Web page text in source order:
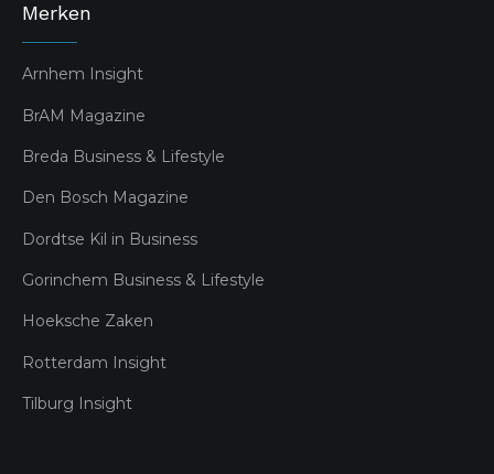
Merken
Arnhem Insight
BrAM Magazine
Breda Business & Lifestyle
Den Bosch Magazine
Dordtse Kil in Business
Gorinchem Business & Lifestyle
Hoeksche Zaken
Rotterdam Insight
Tilburg Insight